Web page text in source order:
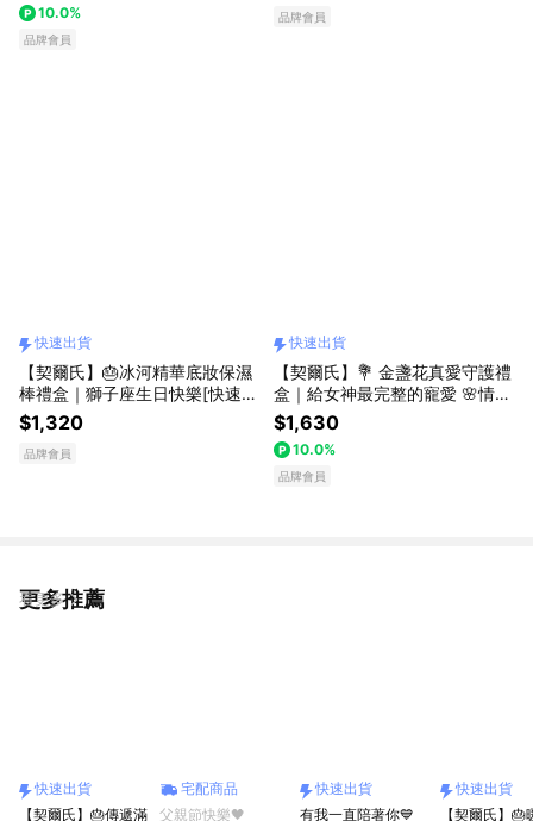
10.0%
品牌會員
品牌會員
快速出貨
【契爾氏】🎂冰河精華底妝保濕
棒禮盒｜獅子座生日快樂[快速出
貨]
$1,320
品牌會員
快速出貨
【契爾氏】💐 金盞花真愛守護禮
盒｜給女神最完整的寵愛 🌸情人
節｜LINE禮物獨家 [快速出貨]
$1,630
10.0%
品牌會員
更多推薦
看更多
快速出貨
【契爾氏】🎂傳遞滿
宅配商品
父親節快樂🖤
快速出貨
有我一直陪著你💙
快速出貨
【契爾氏】🎂